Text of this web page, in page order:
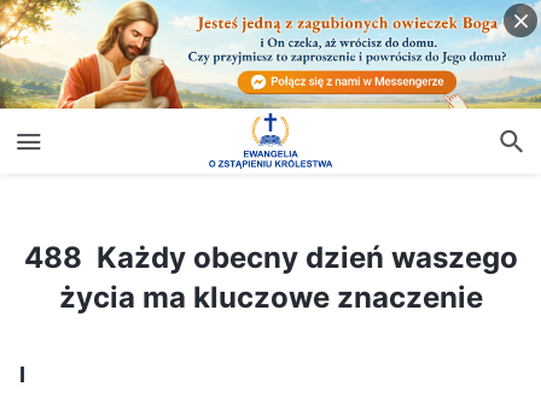
488 Każdy obecny dzień waszego
życia ma kluczowe znaczenie
Ⅰ